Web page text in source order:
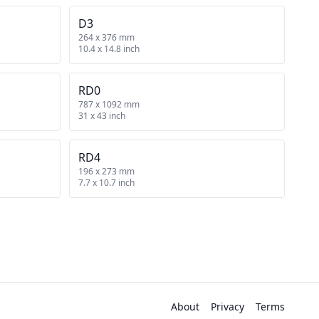
D3
264 x 376 mm
10.4 x 14.8 inch
RD0
787 x 1092 mm
31 x 43 inch
RD4
196 x 273 mm
7.7 x 10.7 inch
About Privacy Terms